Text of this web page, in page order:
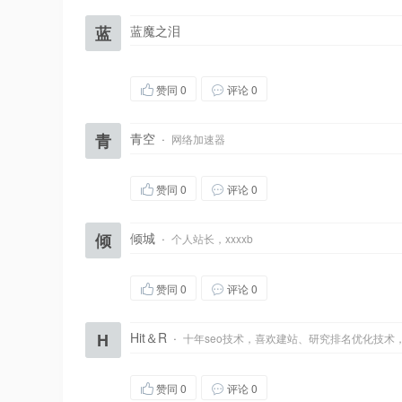
蓝 蓝魔之泪
赞同 0 评论 0
青 青空 · 网络加速器
赞同 0 评论 0
倾 倾城 · 个人站长，xxxxb
赞同 0 评论 0
H Hit＆R · 十年seo技术，喜欢建站、研究排名优化技术
赞同 0 评论 0